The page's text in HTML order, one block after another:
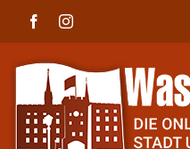
FacebookInstagram